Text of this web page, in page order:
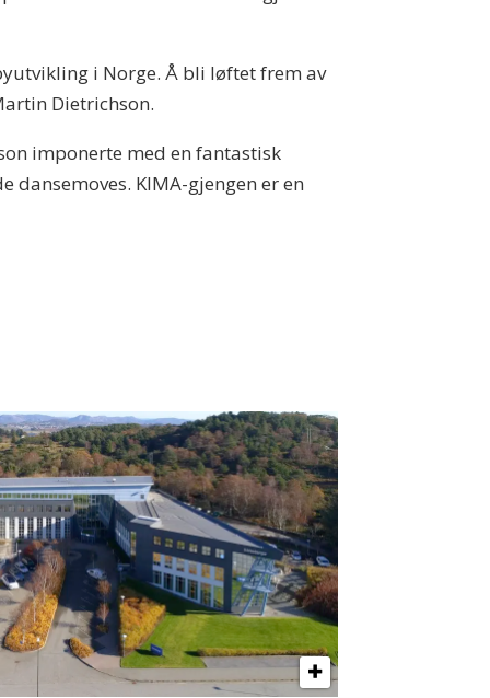
i Norge. Å bli løftet frem av
Dietrichson.
imponerte med en fantastisk
KIMA-gjengen er en